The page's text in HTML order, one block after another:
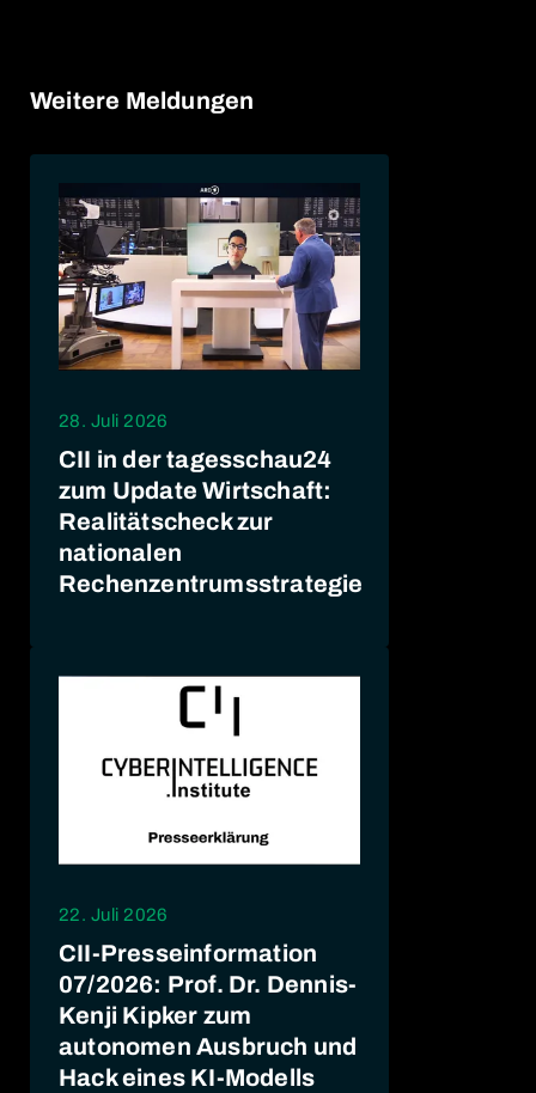
Weitere Meldungen
28. Juli 2026
CII in der tagesschau24
zum Update Wirtschaft:
Realitätscheck zur
nationalen
Rechenzentrumsstrategie
22. Juli 2026
CII-Presseinformation
07/2026: Prof. Dr. Dennis-
Kenji Kipker zum
autonomen Ausbruch und
Hack eines KI-Modells